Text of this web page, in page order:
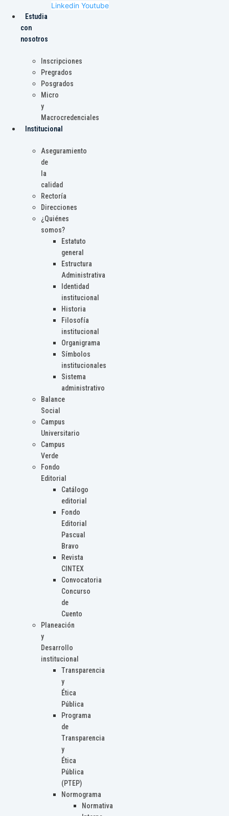
Linkedin Youtube
Estudia
con
nosotros
Inscripciones
Pregrados
Posgrados
Micro
y
Macrocredenciales
Institucional
Aseguramiento
de
la
calidad
Rectoría
Direcciones
¿Quiénes
somos?
Estatuto
general
Estructura
Administrativa
Identidad
institucional
Historia
Filosofía
institucional
Organigrama
Símbolos
institucionales
Sistema
administrativo
Balance
Social
Campus
Universitario
Campus
Verde
Fondo
Editorial
Catálogo
editorial
Fondo
Editorial
Pascual
Bravo
Revista
CINTEX
Convocatoria
Concurso
de
Cuento
Planeación
y
Desarrollo
institucional
Transparencia
y
Ética
Pública
Programa
de
Transparencia
y
Ética
Pública
(PTEP)
Normograma
Normativa